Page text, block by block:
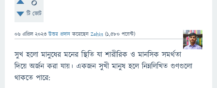
টি ভোট
06 এপ্রিল 2023 উত্তর প্রদান করেছেন Zahin (1,580 পয়েন্ট)
সুখ হলো মানুষের মনের স্থিতি যা শারীরিক ও মানসিক সমর্থতা
দিয়ে অর্জন করা যায়। একজন সুখী মানুষ হলে নিম্নলিখিত গুণগুলো
থাকতে পারে: